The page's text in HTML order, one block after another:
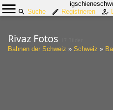
Suche
Registrieren
Rivaz Fotos
Bahnen der Schweiz » Schweiz »